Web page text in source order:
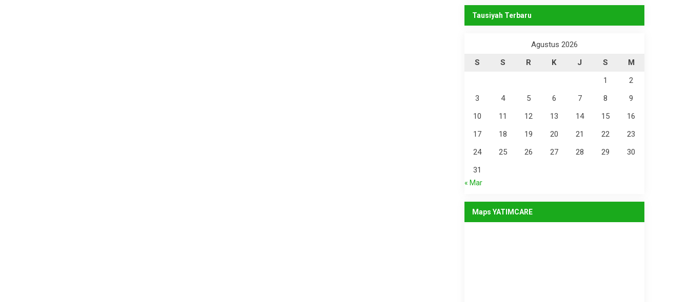
Tausiyah Terbaru
Agustus 2026
S
S R K J S
M
1
2
3
4 5 6 7 8
9
10
11 12 13 14 15
16
17
18 19 20 21 22
23
24
25 26 27 28 29
30
31
« Mar
Maps YATIMCARE